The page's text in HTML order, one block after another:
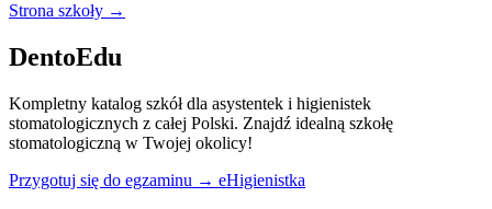
Strona szkoły →
DentoEdu
Kompletny katalog szkół dla asystentek i higienistek
stomatologicznych z całej Polski. Znajdź idealną szkołę
stomatologiczną w Twojej okolicy!
Przygotuj się do egzaminu → eHigienistka